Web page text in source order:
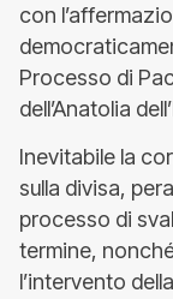
con
Processo di
dell’Anatolia
Inevitabile la
sulla divisa,
processo di
termine,
l’intervento